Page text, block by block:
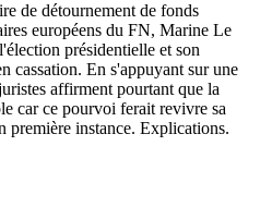
de détournement de fonds
européens du FN, Marine Le
présidentielle et son
cassation. En s'appuyant sur une
affirment pourtant que la
car ce pourvoi ferait revivre sa
première instance. Explications.